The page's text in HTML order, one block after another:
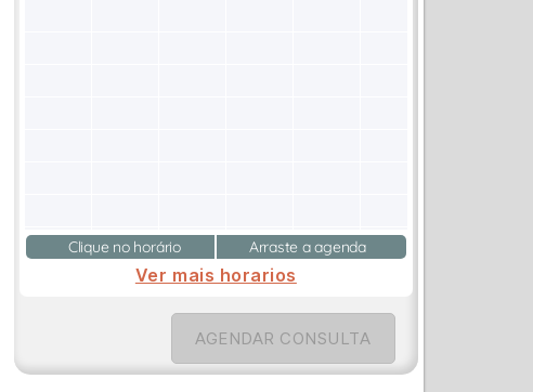
Clique no horário Arraste a agenda
Ver mais horarios
AGENDAR CONSULTA